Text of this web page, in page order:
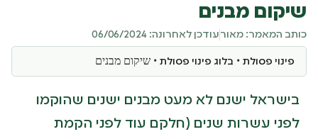
שיקום מבנים
כותב המאמר: מאורעודכן לאחרונה: 06/06/2024
פינוי פסולת • בלוג פינוי פסולת • שיקום מבנים
בישראל ישנם לא מעט מבנים ישנים שהוקמו
לפני עשרות שנים (חלקם עוד לפני הקמת